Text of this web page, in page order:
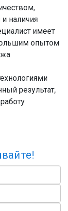
наличия
имеет
опытом
результат,